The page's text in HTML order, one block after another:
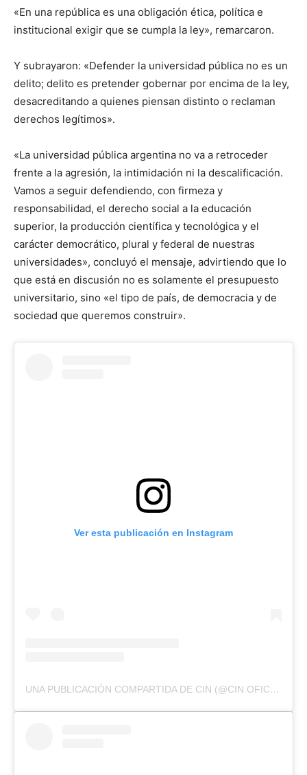
«En una república es una obligación ética, política e
institucional exigir que se cumpla la ley», remarcaron.
Y subrayaron: «Defender la universidad pública no es un
delito; delito es pretender gobernar por encima de la ley,
desacreditando a quienes piensan distinto o reclaman
derechos legítimos».
«La universidad pública argentina no va a retroceder
frente a la agresión, la intimidación ni la descalificación.
Vamos a seguir defendiendo, con firmeza y
responsabilidad, el derecho social a la educación
superior, la producción científica y tecnológica y el
carácter democrático, plural y federal de nuestras
universidades», concluyó el mensaje, advirtiendo que lo
que está en discusión no es solamente el presupuesto
universitario, sino «el tipo de país, de democracia y de
sociedad que queremos construir».
Ver esta publicación en Instagram
UNA PUBLICACIÓN COMPARTIDA DE CIN (@CIN.OFICIAL)